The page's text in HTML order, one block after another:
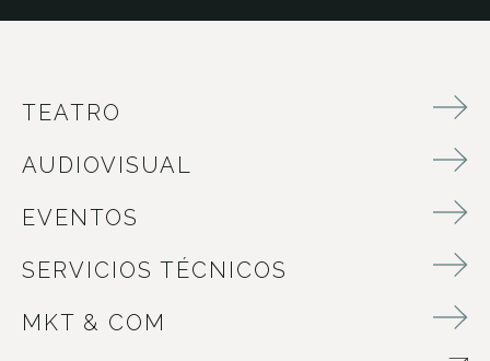
TEATRO
AUDIOVISUAL
EVENTOS
SERVICIOS TÉCNICOS
MKT & COM